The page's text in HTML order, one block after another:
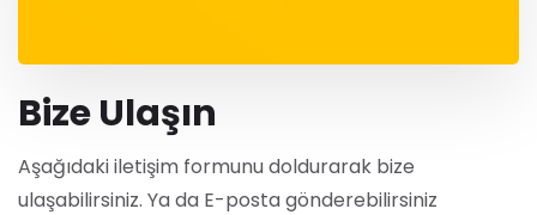
Bize Ulaşın
Aşağıdaki iletişim formunu doldurarak bize
ulaşabilirsiniz. Ya da E-posta gönderebilirsiniz